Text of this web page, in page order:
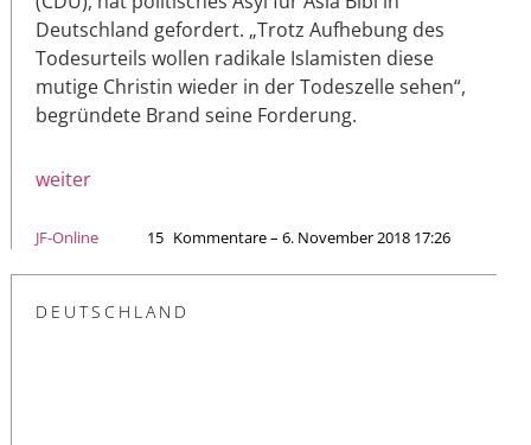
Deutschland gefordert. „Trotz Aufhebung des
Todesurteils wollen radikale Islamisten diese
mutige Christin wieder in der Todeszelle sehen“,
begründete Brand seine Forderung.
weiter
JF-Online 15 Kommentare – 6. November 2018 17:26
DEUTSCHLAND